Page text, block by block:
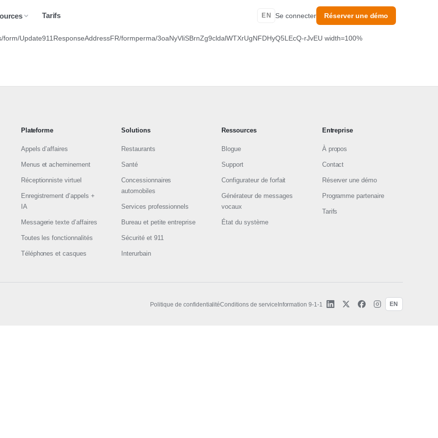
Tarifs EN Se connecter Réserver une démo
Update911ResponseAddressFR/formperma/3oaNyVliSBrnZg9cldalWTXrUgNFDHyQ5LEcQ-rJvEU width=100%
Plateforme
Appels d’affaires
Menus et acheminement
Réceptionniste virtuel
Enregistrement d’appels +
IA
Messagerie texte d’affaires
Toutes les fonctionnalités
Téléphones et casques
Solutions
Restaurants
Santé
Concessionnaires
automobiles
Services professionnels
Bureau et petite entreprise
Sécurité et 911
Interurbain
Ressources
Blogue
Support
Configurateur de forfait
Générateur de messages
vocaux
État du système
Entreprise
À propos
Contact
Réserver une démo
Programme partenaire
Tarifs
Politique de confidentialitéConditions de service Information 9-1-1 EN